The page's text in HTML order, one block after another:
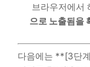
브라우저에서
으로 노출됨을
다음에는 **[3단